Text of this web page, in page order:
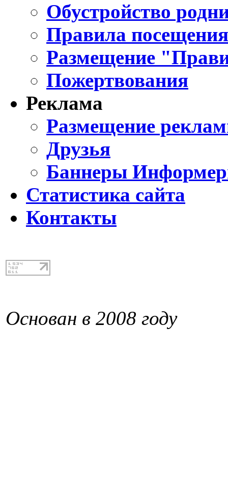
Обустройство
Правила
Размещение
Пожертвования
Реклама
Размещение
Друзья
Баннеры
Статистика сайта
Контакты
Основан в 2008 году